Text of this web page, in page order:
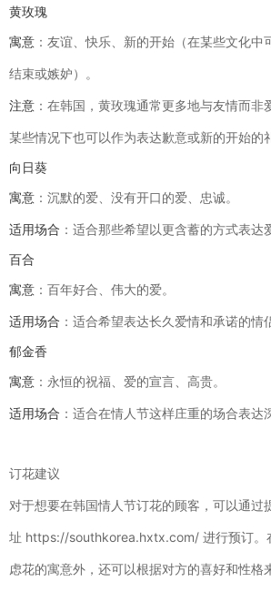
黄玫瑰
寓意 ：友谊、快乐、新的开始（在某些文化中
结束或嫉妒）。
注意 ：在韩国，黄玫瑰通常更多地与友情而非
某些情况下也可以作为表达歉意或新的开始的
向日葵
寓意 ：沉默的爱、没有开口的爱、忠诚。
适用场合 ：适合那些希望以更含蓄的方式表达
百合
寓意 ：百年好合、伟大的爱。
适用场合 ：适合希望表达长久爱情和承诺的情
郁金香
寓意 ：永恒的祝福、爱的宣言、高贵。
适用场合 ：适合在情人节这样庄重的场合表达
订花建议
对于想要在韩国情人节订花的顾客，可以通过
址 https://southkorea.hxtx.com/ 进行预订。
虑花的寓意外，还可以根据对方的喜好和性格